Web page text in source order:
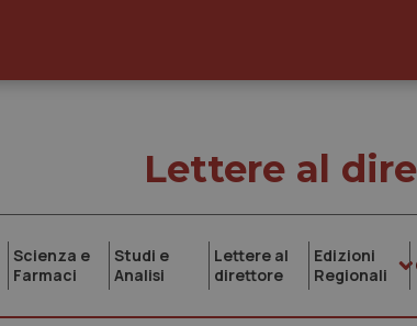
Lettere al
Scienza e
Farmaci
Studi e
Analisi
Lettere al
direttore
Edizioni
Regionali